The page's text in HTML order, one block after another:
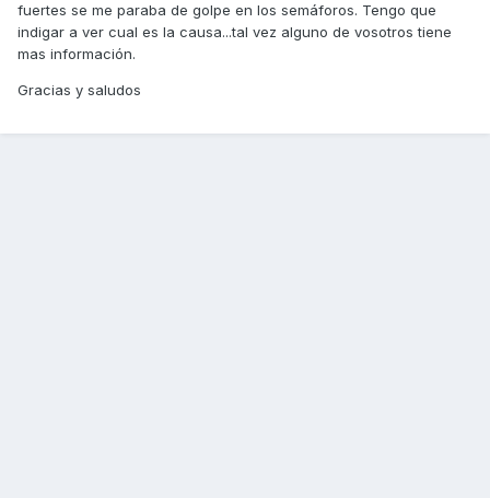
fuertes se me paraba de golpe en los semáforos. Tengo que
indigar a ver cual es la causa...tal vez alguno de vosotros tiene
mas información.
Gracias y saludos